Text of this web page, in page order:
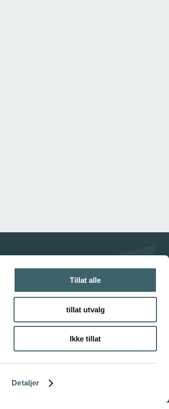
Detaljer
Tillat alle
tillat utvalg
Ikke tillat